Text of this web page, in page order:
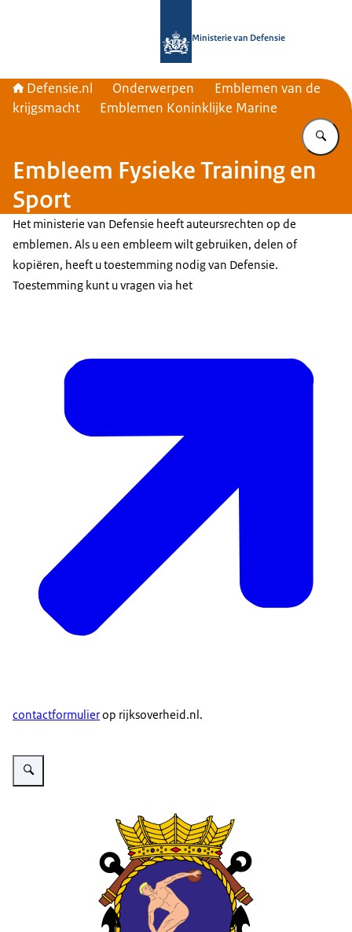
Ministerie van Defensie
Defensie.nl Onderwerpen
Emblemen van de
krijgsmacht
Emblemen Koninklijke Marine
Embleem Fysieke Training en
Sport
Het ministerie van Defensie heeft auteursrechten op de
emblemen. Als u een embleem wilt gebruiken, delen of
kopiëren, heeft u toestemming nodig van Defensie.
Toestemming kunt u vragen via het
contactformulierop rijksoverheid.nl.
Vergroot afbeelding Afbeelding van embleem Fysieke Training en Sport